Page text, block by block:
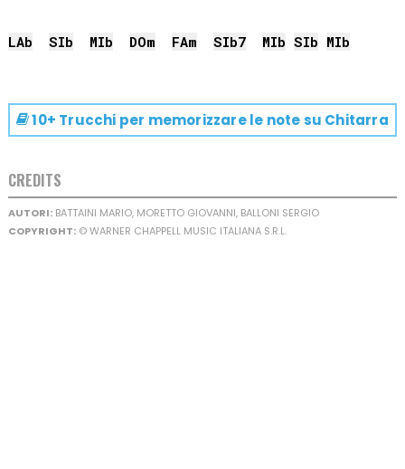
LAb SIb MIb DOm FAm SIb7 MIb SIb MIb
10+ Trucchi per memorizzare le note su Chitarra
CREDITS
AUTORI:BATTAINI MARIO, MORETTO GIOVANNI, BALLONI SERGIO
COPYRIGHT:© WARNER CHAPPELL MUSIC ITALIANA S.R.L.